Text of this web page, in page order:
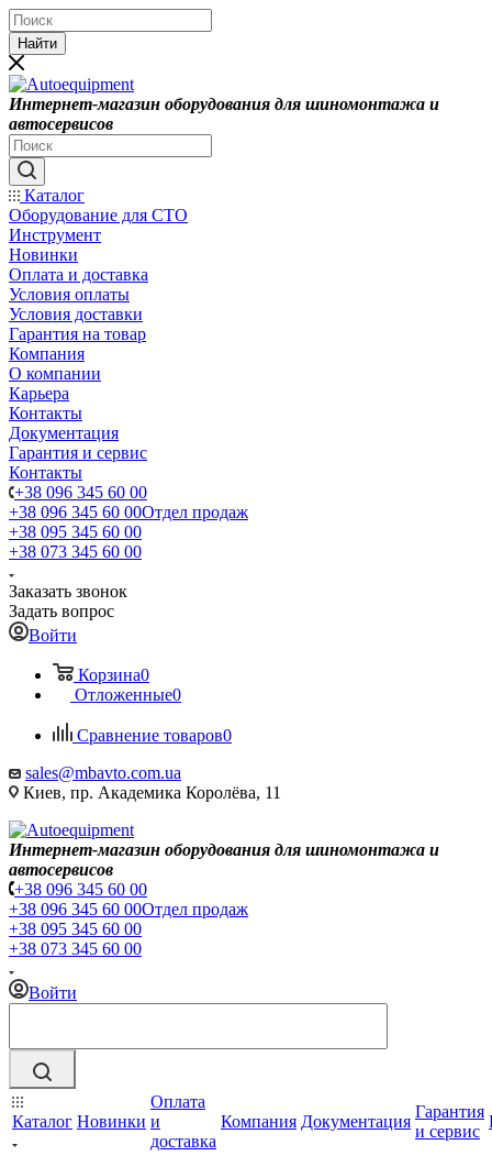
Найти
Интернет-магазин оборудования для шиномонтажа и
автосервисов
Каталог
Оборудование для СТО
Инструмент
Новинки
Оплата и доставка
Условия оплаты
Условия доставки
Гарантия на товар
Компания
О компании
Карьера
Контакты
Документация
Гарантия и сервис
Контакты
+38 096 345 60 00
+38 096 345 60 00Отдел продаж
+38 095 345 60 00
+38 073 345 60 00
Заказать звонок
Задать вопрос
Войти
Корзина0
Отложенные0
Сравнение товаров0
sales@mbavto.com.ua
Киев, пр. Академика Королёва, 11
Интернет-магазин оборудования для шиномонтажа и
автосервисов
+38 096 345 60 00
+38 096 345 60 00Отдел продаж
+38 095 345 60 00
+38 073 345 60 00
Войти
Каталог Новинки
Оплата
и
доставка
Компания Документация
Гарантия
и сервис